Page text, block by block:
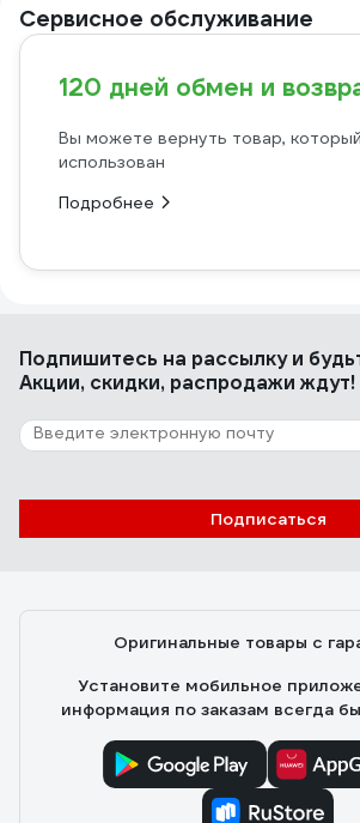
Сервисное обслуживание
120 дней обмен и
Вы можете вернуть товар,
использован
Подробнее
Подпишитесь на рассылкуи
Акции, скидки, распродажи ждут!
Подписаться
Оригинальные товары с
Установите мобильное
информация по заказам всегда